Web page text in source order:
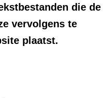
die de
vervolgens te
plaatst.